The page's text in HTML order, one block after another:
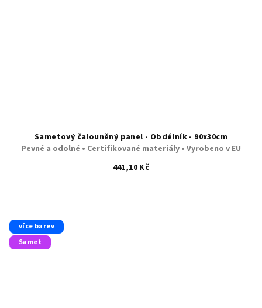
Sametový čalouněný panel - Obdélník - 90x30cm
Pevné a odolné • Certifikované materiály • Vyrobeno v EU
441,10 Kč
více barev
Samet